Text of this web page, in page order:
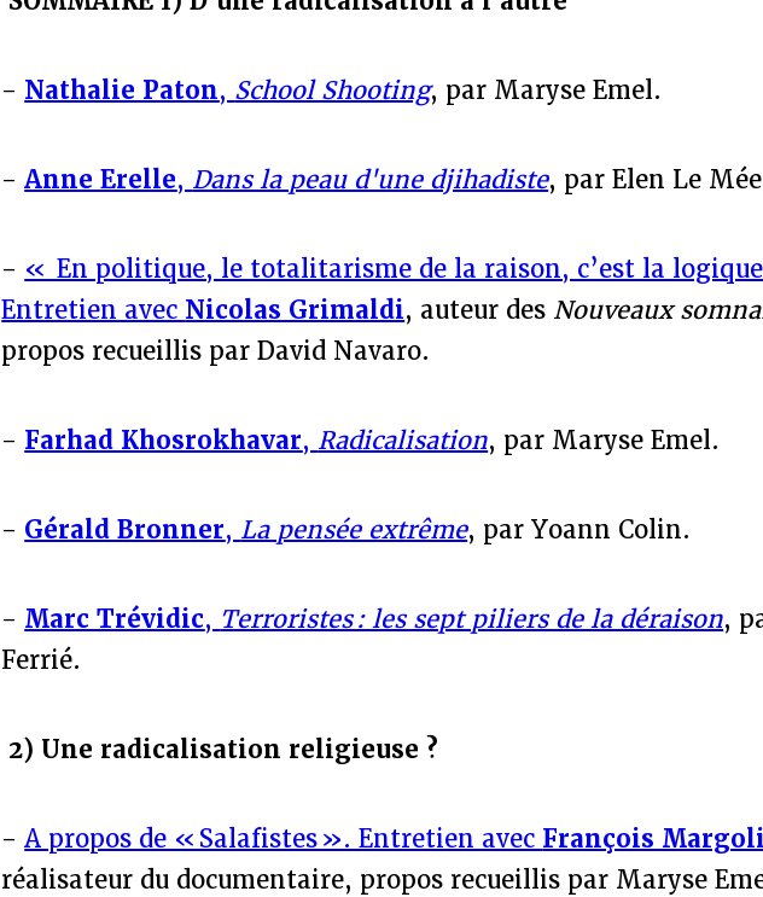
- Nathalie Paton, School Shooting, par Maryse Emel.
-Anne Erelle, Dans la peau d'une djihadiste, par Elen Le
- « En politique, le totalitarisme de la raison, c’est la
Entretien avec Nicolas Grimaldi, auteur des Nouveaux
propos recueillis par David Navaro.
- Farhad Khosrokhavar, Radicalisation, par Maryse Emel.
- Gérald Bronner, La pensée extrême, par Yoann Colin.
- Marc Trévidic, Terroristes : les sept piliers de la déraison,
Ferrié.
2) Une radicalisation religieuse ?
-A propos de « Salafistes ». Entretien avec François
réalisateur du documentaire, propos recueillis par Maryse